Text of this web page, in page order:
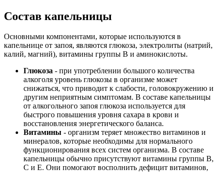
Состав капельницы
Основными компонентами, которые используются в
капельнице от запоя, являются глюкоза, электролиты (натрий,
калий, магний), витамины группы В и аминокислоты.
Глюкоза - при употреблении большого количества
алкоголя уровень глюкозы в организме может
снижаться, что приводит к слабости, головокружению и
другим неприятным симптомам. В составе капельницы
от алкогольного запоя глюкоза используется для
быстрого повышения уровня сахара в крови и
восстановления энергетического баланса.
Витамины - организм теряет множество витаминов и
минералов, которые необходимы для нормального
функционирования всех систем организма. В составе
капельницы обычно присутствуют витамины группы В,
С и Е. Они помогают восполнить дефицит витаминов,